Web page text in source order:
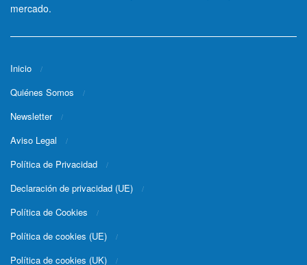
mercado.
Inicio
Quiénes Somos
Newsletter
Aviso Legal
Política de Privacidad
Declaración de privacidad (UE)
Política de Cookies
Política de cookies (UE)
Política de cookies (UK)